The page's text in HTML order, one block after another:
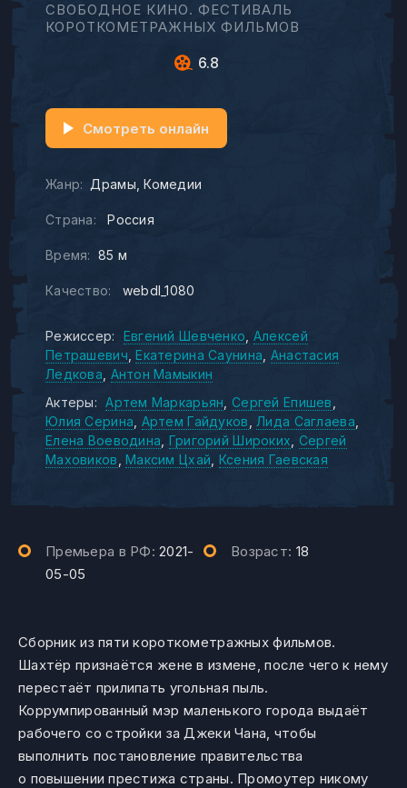
СВОБОДНОЕ КИНО. ФЕСТИВАЛЬ
КОРОТКОМЕТРАЖНЫХ ФИЛЬМОВ
6.8
Жанр: Драмы Комедии
Страна: Россия
Время: 85 м
Качество: webdl_1080
Смотреть онлайн
Режиссер: Евгений Шевченко Алексей
Петрашевич Екатерина Саунина Анастасия
Ледкова Антон Мамыкин
Актеры:
Артем Маркарьян Сергей Епишев
Юлия Серина Артем Гайдуков
Лида Саглаева
Елена Воеводина Григорий Широких Сергей
Маховиков Максим Цхай Ксения Гаевская
Премьера в РФ:2021-
05-05
Возраст: 18
Сборник из пяти короткометражных фильмов.
Шахтёр признаётся жене в измене, после чего к нему
перестаёт прилипать угольная пыль.
Коррумпированный мэр маленького города выдаёт
рабочего со стройки за Джеки Чана, чтобы
выполнить постановление правительства
о повышении престижа страны. Промоутер никому